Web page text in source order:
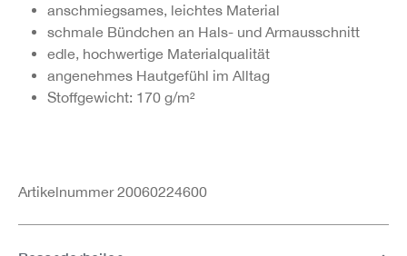
anschmiegsames, leichtes Material
schmale Bündchen an Hals- und Armausschnitt
edle, hochwertige Materialqualität
angenehmes Hautgefühl im Alltag
Stoffgewicht: 170 g/m²
Artikelnummer 20060224600